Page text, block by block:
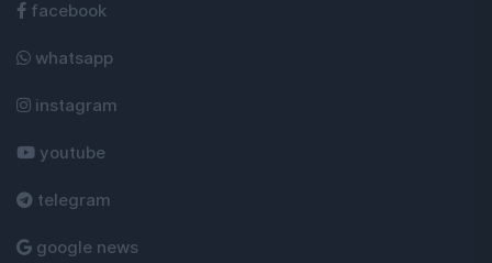
facebook
whatsapp
instagram
youtube
telegram
google news